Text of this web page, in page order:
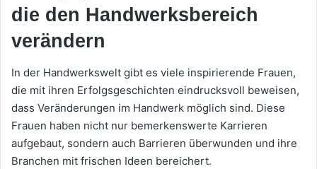
die den Handwerksbereich
verändern
In der Handwerkswelt gibt es viele inspirierende Frauen,
die mit ihren Erfolgsgeschichten eindrucksvoll beweisen,
dass Veränderungen im Handwerk möglich sind. Diese
Frauen haben nicht nur bemerkenswerte Karrieren
aufgebaut, sondern auch Barrieren überwunden und ihre
Branchen mit frischen Ideen bereichert.